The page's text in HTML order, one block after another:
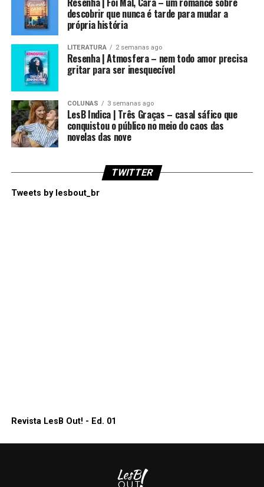
descobrir que nunca é tarde para mudar a
própria história
LITERATURA 2 semanas ago
Resenha | Atmosfera – nem todo amor precisa
gritar para ser inesquecível
COLUNAS 3 semanas ago
LesB Indica | Três Graças – casal sáfico que
conquistou o público no meio do caos das
novelas das nove
TWITTER
Tweets by lesbout_br
Revista LesB Out! - Ed. 01